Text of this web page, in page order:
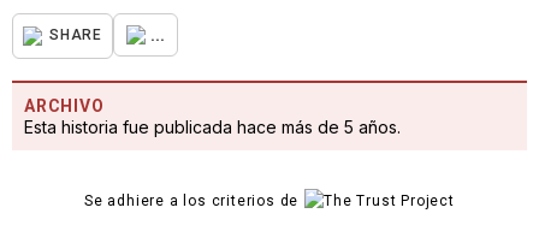
SHARE ...
ARCHIVO
Esta historia fue publicada hace más de 5 años.
Se adhiere a los criterios de